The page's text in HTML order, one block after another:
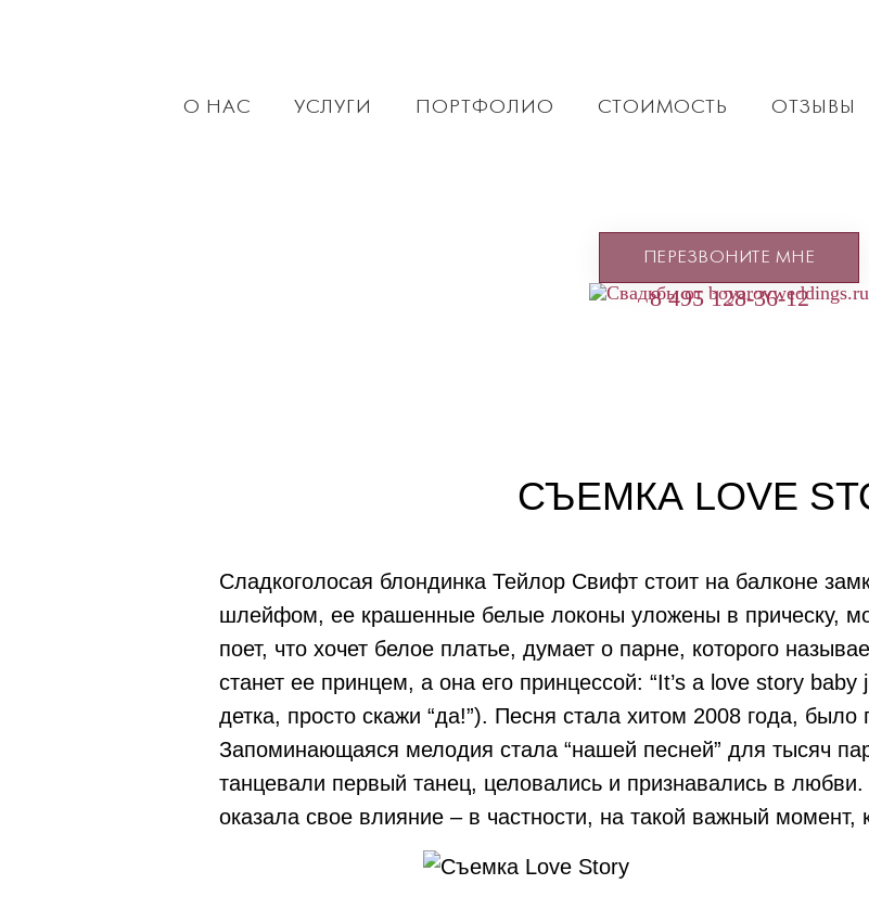
О НАС УСЛУГИ ПОРТФОЛИО СТОИМОСТЬ ОТЗЫВЫ
ПЕРЕЗВОНИТЕ МНЕ
8 495 128-36-12
СЪЕМКА LOVE
Сладкоголосая блондинка Тейлор Свифт стоит на балконе
шлейфом, ее крашенные белые локоны уложены в прическу,
поет, что хочет белое платье, думает о парне, которого
станет ее принцем, а она его принцессой: “It’s a love story
детка, просто скажи “да!”). Песня стала хитом 2008 года,
Запоминающаяся мелодия стала “нашей песней” для тысяч
танцевали первый танец, целовались и признавались в
оказала свое влияние – в частности, на такой важный момент,